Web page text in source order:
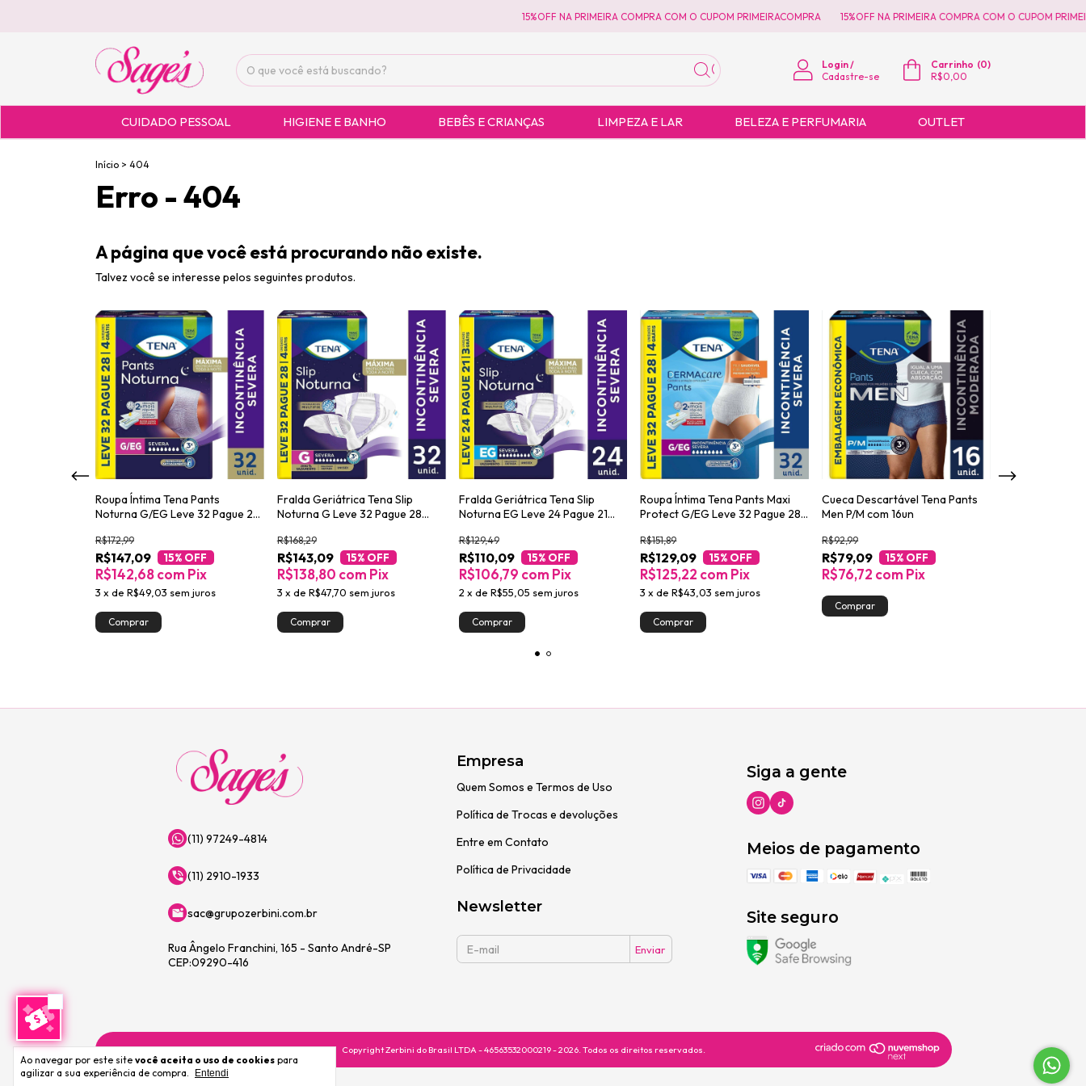
15%OFF NA PRIMEIRA COMPRA COM O CUPOM PRIMEIRACOMPRA 15%OFF NA PRIMEIRA COMPRA COM O CUPOM
Login /
Cadastre-se
Carrinho (0)
R$0,00
CUIDADO PESSOAL HIGIENE E BANHO BEBÊS E CRIANÇAS LIMPEZA E LAR BELEZA E PERFUMARIA OUTLET
Ao navegar por este site você aceita o uso de cookies para
agilizar a sua experiência de compra.
Entendi
Início > 404
Erro - 404
A página que você está procurando não existe.
Talvez você se interesse pelos seguintes produtos.
Roupa Íntima Tena Pants
Noturna G/EG Leve 32 Pague 28
R$147,09
R$172,99
15% OFF
3 x de R$49,03 sem juros
R$142,68com Pix
Fralda Geriátrica Tena Slip
Noturna G Leve 32 Pague 28
R$143,09
R$168,29
15% OFF
3 x de R$47,70 sem juros
R$138,80 com Pix
Fralda Geriátrica Tena Slip
Noturna EG Leve 24 Pague 21
R$110,09
R$129,49
15% OFF
2 x de R$55,05 sem juros
R$106,79 com Pix
Roupa Íntima Tena Pants Maxi
Protect G/EG Leve 32 Pague 28
R$129,09
R$151,89
15% OFF
3 xdeR$43,03 sem juros
R$125,22 com Pix
Cueca Descartável Tena Pants
Men P/M com 16un
R$79,09
R$92,99
15% OFF
R$76,72 com Pix
(11) 97249-4814
(11) 2910-1933
sac@grupozerbini.com.br
Rua Ângelo Franchini, 165 - Santo André-SP
CEP:09290-416
Empresa
Quem Somos e Termos de Uso
Política de Trocas e devoluções
Entre em Contato
Política de Privacidade
Newsletter
Siga a gente
Meios de pagamento
Site seguro
Copyright Zerbini do Brasil LTDA - 46563532000219 - 2026. Todos os direitos reservados.